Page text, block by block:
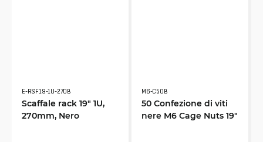
E-RSF19-1U-270B
Scaffale rack 19" 1U,
270mm, Nero
M6-C50B
50 Confezione di viti
nere M6 Cage Nuts 19"